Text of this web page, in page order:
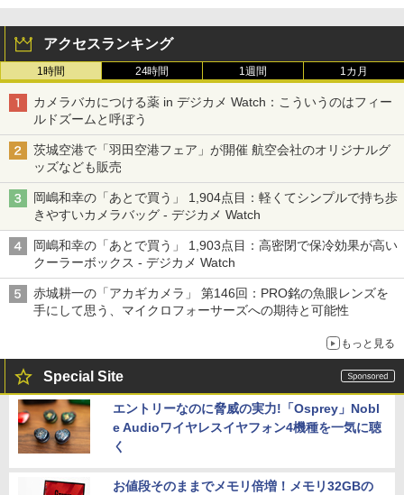
アクセスランキング
1時間 24時間 1週間 1カ月
カメラバカにつける薬 in デジカメ Watch：こういうのはフィー
ルドズームと呼ぼう
茨城空港で「羽田空港フェア」が開催 航空会社のオリジナルグ
ッズなども販売
岡嶋和幸の「あとで買う」 1,904点目：軽くてシンプルで持ち歩
きやすいカメラバッグ - デジカメ Watch
岡嶋和幸の「あとで買う」 1,903点目：高密閉で保冷効果が高い
クーラーボックス - デジカメ Watch
赤城耕一の「アカギカメラ」 第146回：PRO銘の魚眼レンズを
手にして思う、マイクロフォーサーズへの期待と可能性
もっと見る
Special Site
エントリーなのに脅威の実力!「Osprey」Nobl
e Audioワイヤレスイヤフォン4機種を一気に聴
く
お値段そのままでメモリ倍増！メモリ32GBの